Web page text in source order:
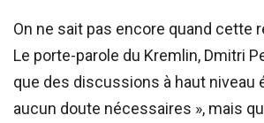
On ne sait pas encore quand cette
Le porte-parole du Kremlin, Dmitri
que des discussions à haut niveau
aucun doute nécessaires », mais